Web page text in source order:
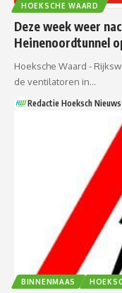
HOEKSCHE WAARD
Deze week weer
Heinenoordtunnel
Hoeksche Waard -
de ventilatoren in…
Redactie Hoeksch Nieuws
BINNENMAAS